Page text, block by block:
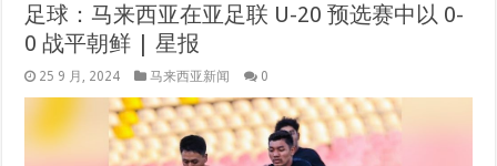
足球：马来西亚在亚足联 U-20 预选赛中以 0-
0 战平朝鲜 | 星报
25 9 月, 2024 马来西亚新闻 0